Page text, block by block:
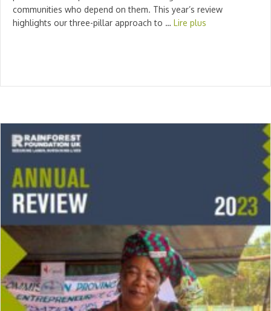
communities who depend on them. This year’s review
highlights our three-pillar approach to … Lire plus